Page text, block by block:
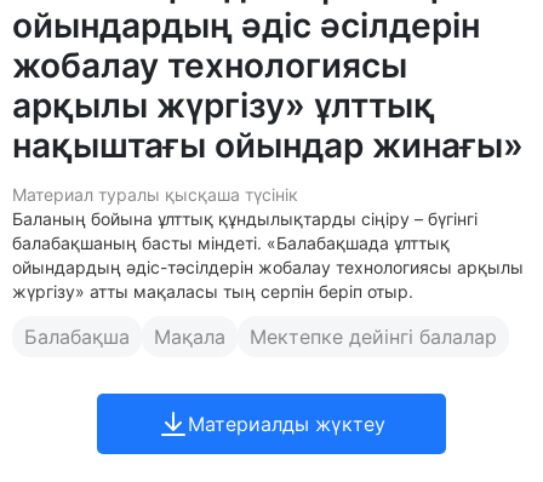
ойындардың әдіс әсілдерін
жобалау технологиясы
арқылы жүргізу» ұлттық
нақыштағы ойындар жинағы»
Материал туралы қысқаша түсінік
Баланың бойына ұлттық құндылықтарды сіңіру – бүгінгі
балабақшаның басты міндеті. «Балабақшада ұлттық
ойындардың әдіс-тәсілдерін жобалау технологиясы арқылы
жүргізу» атты мақаласы тың серпін беріп отыр.
Балабақша Мақала Мектепке дейінгі балалар
Материалды жүктеу